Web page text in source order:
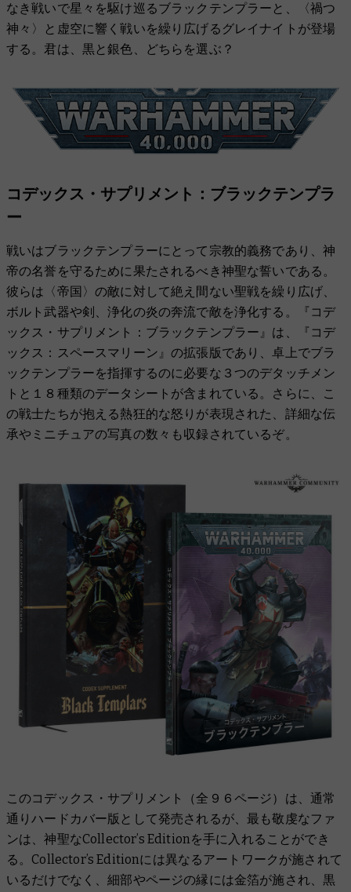
なき戦いで星々を駆け巡るブラックテンプラーと、〈禍つ
神々〉と虚空に響く戦いを繰り広げるグレイナイトが登場
する。君は、黒と銀色、どちらを選ぶ？
コデックス・サプリメント：ブラックテンプラ
ー
戦いはブラックテンプラーにとって宗教的義務であり、神
帝の名誉を守るために果たされるべき神聖な誓いである。
彼らは〈帝国〉の敵に対して絶え間ない聖戦を繰り広げ、
ボルト武器や剣、浄化の炎の奔流で敵を浄化する。『コデ
ックス・サプリメント：ブラックテンプラー』は、『コデ
ックス：スペースマリーン』の拡張版であり、卓上でブラ
ックテンプラーを指揮するのに必要な３つのデタッチメン
トと１８種類のデータシートが含まれている。さらに、こ
の戦士たちが抱える熱狂的な怒りが表現された、詳細な伝
承やミニチュアの写真の数々も収録されているぞ。
このコデックス・サプリメント（全９６ページ）は、通常
通りハードカバー版として発売されるが、最も敬虔なファ
ンは、神聖なCollector’s Editionを手に入れることができ
る。Collector’s Editionには異なるアートワークが施されて
いるだけでなく、細部やページの縁には金箔が施され、黒